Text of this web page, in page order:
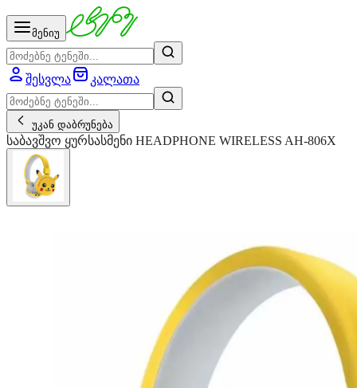
მენიუ
შესვლა კალათა
უკან დაბრუნება
საბავშვო ყურსასმენი HEADPHONE WIRELESS AH-806X